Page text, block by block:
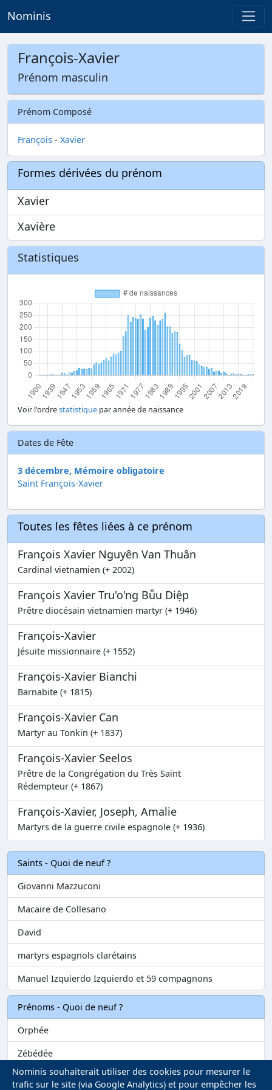
Nominis
François-Xavier
Prénom masculin
Prénom Composé
François - Xavier
Formes dérivées du prénom
Xavier
Xavière
Statistiques
Voir l'ordrestatistique par année de naissance
Dates de Fête
3 décembre, Mémoire obligatoire
Saint François-Xavier
Toutes les fêtes liées à ce prénom
François Xavier Nguyên Van Thuân
Cardinal vietnamien (+ 2002)
François Xavier Tru'o'ng Bǚu Diệp
Prêtre diocésain vietnamien martyr (+ 1946)
François-Xavier
Jésuite missionnaire (+ 1552)
François-Xavier Bianchi
Barnabite (+ 1815)
François-Xavier Can
Martyr au Tonkin (+ 1837)
François-Xavier Seelos
Prêtre de la Congrégation du Très Saint
Rédempteur (+ 1867)
François-Xavier, Joseph, Amalie
Martyrs de la guerre civile espagnole (+ 1936)
Saints - Quoi de neuf ?
Giovanni Mazzuconi
Macaire de Collesano
David
martyrs espagnols clarétains
Manuel Izquierdo Izquierdo et 59 compagnons
Prénoms - Quoi de neuf ?
Orphée
Zébédée
Melvil
Nominis souhaiterait utiliser des cookies pour mesurer le
trafic sur le site (via Google Analytics) et pour empêcher les